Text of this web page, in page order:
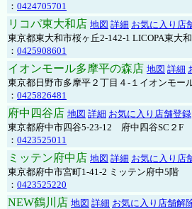
： 0424705701
リコパ東大和店 地図 詳細 お気に入り店
東京都東大和市桜ヶ丘2-142-1 LICOPA東大
： 0425908601
イオンモール多摩平の森店 地図 詳細
東京都日野市多摩平２丁目４-１イオンモー
： 0425826481
府中四谷店 地図 詳細 お気に入り店舗登録
東京都府中市四谷5-23-12 府中四谷SC２F
： 0423525011
ミッテン府中店 地図 詳細 お気に入り店
東京都府中市宮町1-41-2 ミッテン府中5階
： 0423525220
NEW鶴川店 地図 詳細 お気に入り店舗解